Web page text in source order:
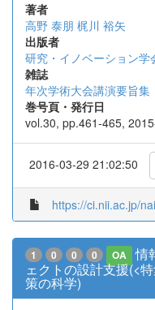
著者
高野 泰朋 梶川 裕矢
出版者
研究・イノベーション学
雑誌
年次学術大会講演要旨集
巻号頁・発行日
vol.30, pp.461-465,
2016-03-29 21:02:50
https://ci.nii.ac.jp/
1 0 0 0 OA
情
ェクトの設計支援(<
策の科学)